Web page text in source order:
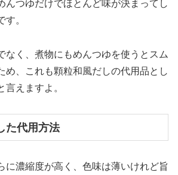
んつゆだけでほとんど味が決まってし
す。
なく、煮物にもめんつゆを使うとスム
め、これも顆粒和風だしの代用品とし
言えますよ。
た代用方法
に濃縮度が高く、色味は薄いけれど旨